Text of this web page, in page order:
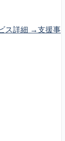
ス詳細 →支援事